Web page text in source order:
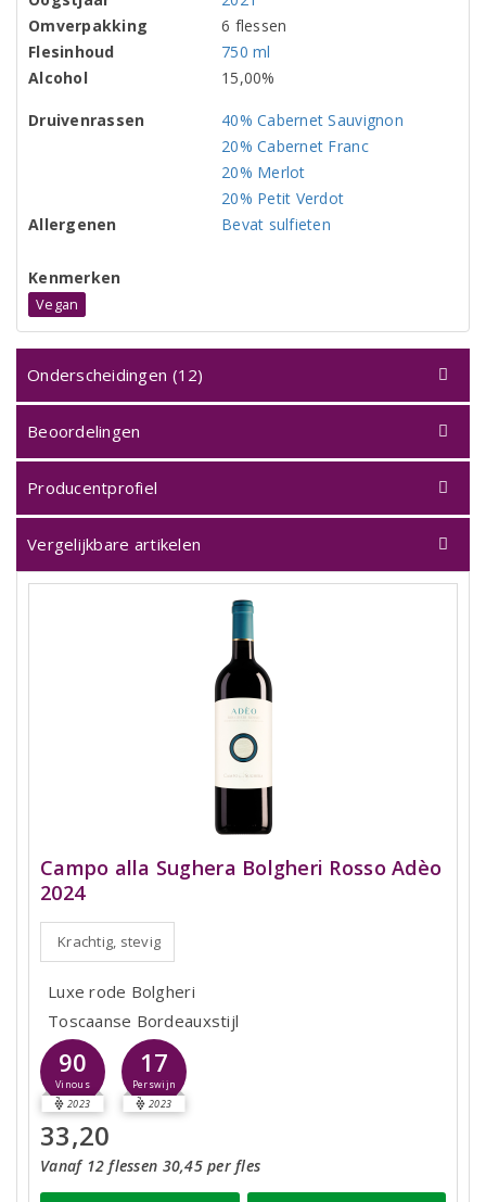
Omverpakking
6 flessen
Flesinhoud
750 ml
Alcohol
15,00%
Druivenrassen
40% Cabernet Sauvignon
20% Cabernet Franc
20% Merlot
20% Petit Verdot
Allergenen
Bevat sulfieten
Kenmerken
Vegan
Onderscheidingen (12)
Beoordelingen
Producentprofiel
Vergelijkbare artikelen
Campo alla Sughera Bolgheri Rosso Adèo
2024
Krachtig, stevig
Luxe rode Bolgheri
Toscaanse Bordeauxstijl
90
Vinous
2023
17
Perswijn
2023
33,20
Vanaf 12 flessen 30,45 per fles